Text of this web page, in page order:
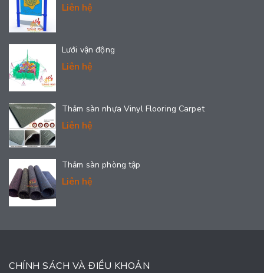
Liên hệ
Lưới vận động
Liên hệ
Thảm sàn nhựa Vinyl Flooring Carpet
Liên hệ
Thảm sàn phòng tập
Liên hệ
CHÍNH SÁCH VÀ ĐIỀU KHOẢN